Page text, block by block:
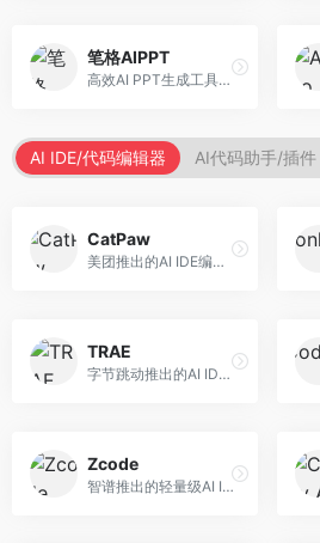
笔格AIPPT
高效AI PPT生成工具，专注于演示文稿智能创作。面向职场人士，支持主题输入、内容生成、设计美化等功能，PPT制作效率高。
AI IDE/代码编辑器 AI代码助手/插件
CatPaw
美团推出的AI IDE编程工具，专注于本地开发生态。面向开发者，提供智能代码补全、代码生成、项目管理等服务，本地开发体验好。
TRAE
字节跳动推出的AI IDE编程工具，深度集成大模型能力。面向开发者，提供智能代码补全、代码解释、重构优化等服务，编程效率显著提升。
Zcode
智谱推出的轻量级AI IDE，基于GLM模型。面向开发者，提供智能代码补全、代码生成、错误检测等服务，中文编程支持好。